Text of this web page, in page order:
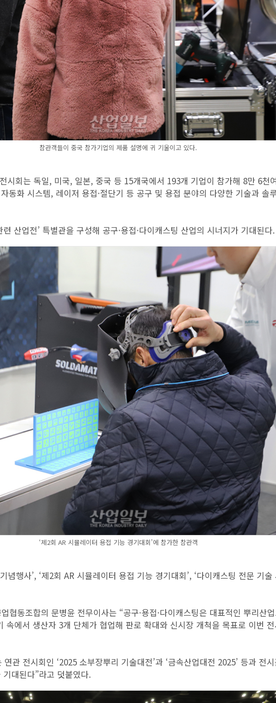
참관객들이 중국 참가기업의 제품 설명에 귀 기울이고 있다.
시회는 독일, 미국, 일본, 중국 등 15개국에서 193개 기업이 참가해 8만 6천
동화 시스템, 레이저 용접·절단기 등 공구 및 용접 분야의 다양한 기술과 솔
산업전’ 특별관을 구성해 공구·용접·다이캐스팅 산업의 시너지가 기대된다.
‘제2회 AR 시뮬레이터 용접 기능 경기대회’에 참가한 참관객
념행사’, ‘제2회 AR 시뮬레이터 용접 기능 경기대회’, ‘다이캐스팅 전문 기술
협동조합의 문병윤 전무이사는 “공구·용접·다이캐스팅은 대표적인 뿌리산
속에서 생산자 3개 단체가 협업해 판로 확대와 신시장 개척을 목표로 이번
관 전시회인 ‘2025 소부장뿌리 기술대전’과 ‘금속산업대전 2025’ 등과 전
대된다”라고 덧붙였다.